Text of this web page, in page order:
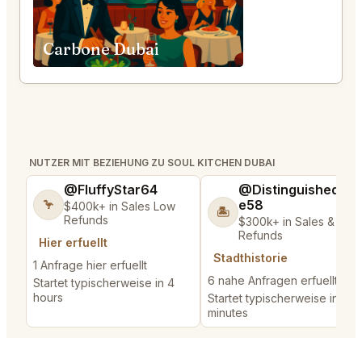
Carbone Dubai
NUTZER MIT BEZIEHUNG ZU SOUL KITCHEN DUBAI
🦩
@FluffyStar64
$400k+ in Sales Low
Refunds
Hier erfuellt
1 Anfrage hier erfuellt
Startet typischerweise in 4
hours
🏝️
@DistinguishedTre
e58
$300k+ in Sales & Low
Refunds
Stadthistorie
6 nahe Anfragen erfuellt
Startet typischerweise in 59
minutes